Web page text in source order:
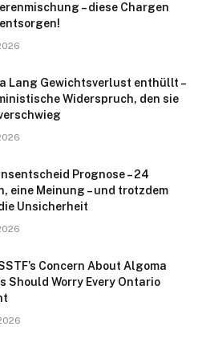
– diese Chargen
Lang Gewichtsverlust enthüllt –
Widerspruch, den sie
Prognose – 24
eine Meinung – und trotzdem
Unsicherheit
Concern About Algoma
Should Worry Every Ontario